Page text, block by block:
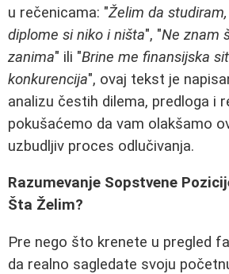
u rečenicama: "Želim da
diplome si niko i ništa", "Ne znam
zanima" ili "Brine me finansijska
konkurencija", ovaj tekst je
analizu čestih dilema, predloga i
pokušaćemo da vam olakšamo
uzbudljiv proces odlučivanja.
Razumevanje Sopstvene
Šta Želim?
Pre nego što krenete u pregled
da realno sagledate svoju